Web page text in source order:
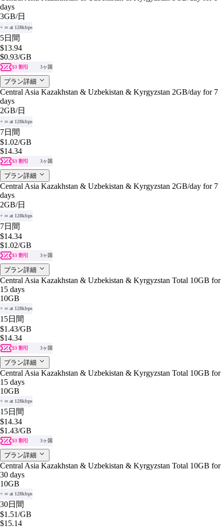
days
3GB/日
+ ∞ at 128kbps
5日間
$13.94
$0.93/GB
$3 割引 3ヶ国
プラン詳細
Central Asia Kazakhstan & Uzbekistan & Kyrgyzstan 2GB/day for 7
days
2GB/日
+ ∞ at 128kbps
7日間
$1.02/GB
$14.34
$3 割引 3ヶ国
プラン詳細
Central Asia Kazakhstan & Uzbekistan & Kyrgyzstan 2GB/day for 7
days
2GB/日
+ ∞ at 128kbps
7日間
$14.34
$1.02/GB
$3 割引 3ヶ国
プラン詳細
Central Asia Kazakhstan & Uzbekistan & Kyrgyzstan Total 10GB for
15 days
10GB
+ ∞ at 128kbps
15日間
$1.43/GB
$14.34
$3 割引 3ヶ国
プラン詳細
Central Asia Kazakhstan & Uzbekistan & Kyrgyzstan Total 10GB for
15 days
10GB
+ ∞ at 128kbps
15日間
$14.34
$1.43/GB
$3 割引 3ヶ国
プラン詳細
Central Asia Kazakhstan & Uzbekistan & Kyrgyzstan Total 10GB for
30 days
10GB
+ ∞ at 128kbps
30日間
$1.51/GB
$15.14